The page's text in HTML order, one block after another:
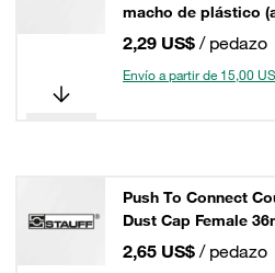
macho de plástico
2,29 US$ / pedazo
Envío a partir de 15,00
Push To Connect
Dust Cap Female
2,65 US$ / pedazo